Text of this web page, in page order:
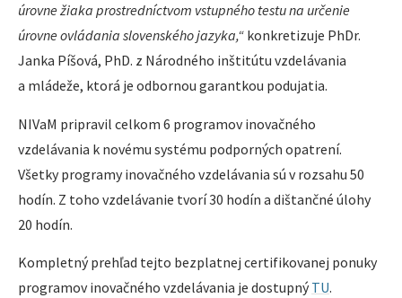
úrovne žiaka prostredníctvom vstupného testu na určenie
úrovne ovládania slovenského jazyka,“ konkretizuje PhDr.
Janka Píšová, PhD. z Národného inštitútu vzdelávania
a mládeže, ktorá je odbornou garantkou podujatia.
NIVaM pripravil celkom 6 programov inovačného
vzdelávania k novému systému podporných opatrení.
Všetky programy inovačného vzdelávania sú v rozsahu 50
hodín. Z toho vzdelávanie tvorí 30 hodín a dištančné úlohy
20 hodín.
Kompletný prehľad tejto bezplatnej certifikovanej ponuky
programov inovačného vzdelávania je dostupný TU.